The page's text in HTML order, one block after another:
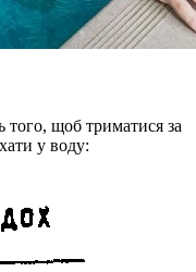
того, щоб триматися за
у воду: